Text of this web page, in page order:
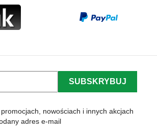
nowościach i innych akcjach
adres e-mail